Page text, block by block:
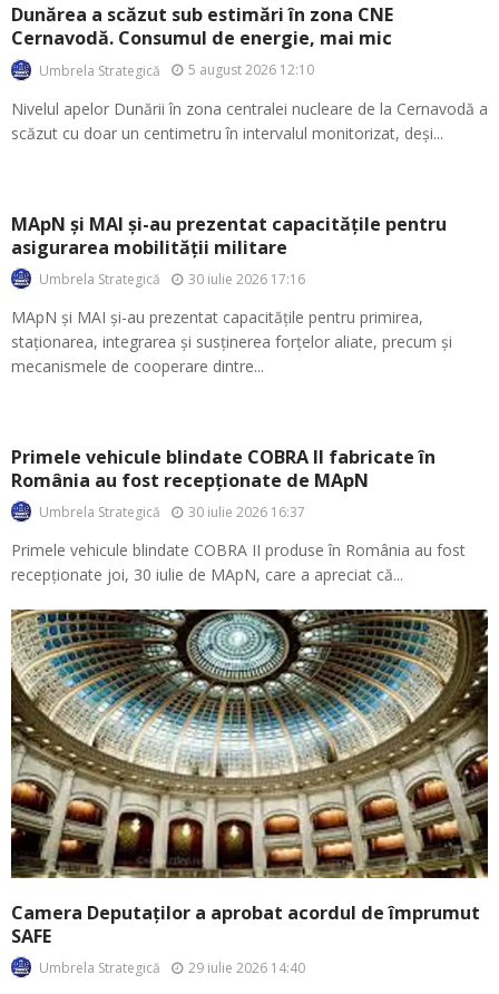
Dunărea a scăzut sub estimări în zona CNE
Cernavodă. Consumul de energie, mai mic
Umbrela Strategică 5 august 2026 12:10
Nivelul apelor Dunării în zona centralei nucleare de la Cernavodă a
scăzut cu doar un centimetru în intervalul monitorizat, deși...
MApN și MAI și-au prezentat capacitățile pentru
asigurarea mobilității militare
Umbrela Strategică 30 iulie 2026 17:16
MApN și MAI și-au prezentat capacitățile pentru primirea,
staționarea, integrarea și susținerea forțelor aliate, precum și
mecanismele de cooperare dintre...
Primele vehicule blindate COBRA II fabricate în
România au fost recepționate de MApN
Umbrela Strategică 30 iulie 2026 16:37
Primele vehicule blindate COBRA II produse în România au fost
recepționate joi, 30 iulie de MApN, care a apreciat că...
Camera Deputaților a aprobat acordul de împrumut
SAFE
Umbrela Strategică 29 iulie 2026 14:40